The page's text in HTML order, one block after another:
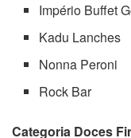
Império Buffet
Kadu Lanches
Nonna Peroni
Rock Bar
Categoria Doces